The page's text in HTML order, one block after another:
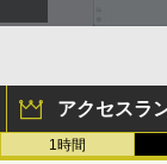
3
アクセスラ
1時間